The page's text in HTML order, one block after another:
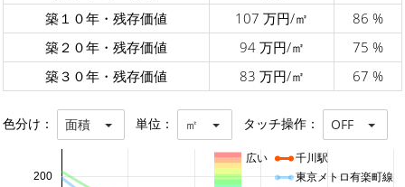
築１０年・残存価値
107 万円/㎡
86 %
築２０年・残存価値
94 万円/㎡
75 %
築３０年・残存価値
83 万円/㎡ 67 %
色分け： 面積 単位： ㎡ タッチ操作： OFF
200
千川駅
東京メトロ有楽町線
広い